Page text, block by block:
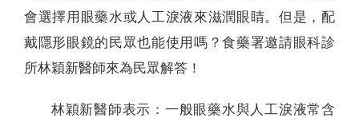
會選擇用眼藥水或人工淚液來滋潤眼睛。但是，配
戴隱形眼鏡的民眾也能使用嗎？食藥署邀請眼科診
所林穎新醫師來為民眾解答！
林穎新醫師表示：一般眼藥水與人工淚液常含